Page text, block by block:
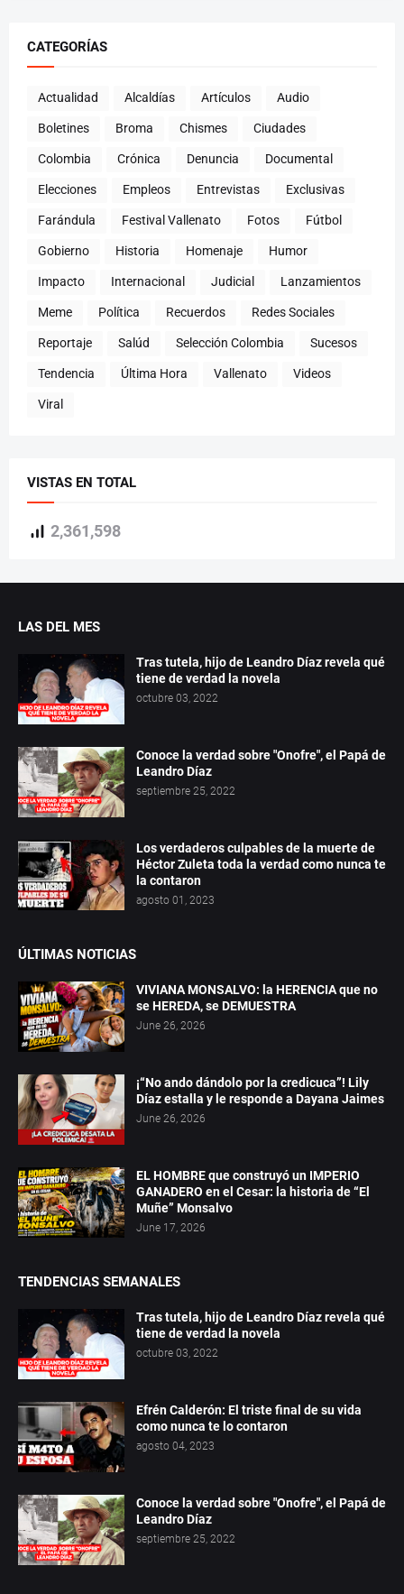
CATEGORÍAS
Actualidad Alcaldías Artículos Audio
Boletines Broma Chismes Ciudades
Colombia Crónica Denuncia Documental
Elecciones Empleos Entrevistas Exclusivas
Farándula Festival Vallenato Fotos Fútbol
Gobierno Historia Homenaje Humor
Impacto Internacional Judicial Lanzamientos
Meme Política Recuerdos Redes Sociales
Reportaje Salúd Selección Colombia Sucesos
Tendencia Última Hora Vallenato Videos
Viral
VISTAS EN TOTAL
2,361,598
LAS DEL MES
Tras tutela, hijo de Leandro Díaz revela qué
tiene de verdad la novela
octubre 03, 2022
Conoce la verdad sobre "Onofre", el Papá de
Leandro Díaz
septiembre 25, 2022
Los verdaderos culpables de la muerte de
Héctor Zuleta toda la verdad como nunca te
la contaron
agosto 01, 2023
ÚLTIMAS NOTICIAS
VIVIANA MONSALVO: la HERENCIA que no
se HEREDA, se DEMUESTRA
June 26, 2026
¡“No ando dándolo por la credicuca”! Lily
Díaz estalla y le responde a Dayana Jaimes
June 26, 2026
EL HOMBRE que construyó un IMPERIO
GANADERO en el Cesar: la historia de “El
Muñe” Monsalvo
June 17, 2026
TENDENCIAS SEMANALES
Tras tutela, hijo de Leandro Díaz revela qué
tiene de verdad la novela
octubre 03, 2022
Efrén Calderón: El triste final de su vida
como nunca te lo contaron
agosto 04, 2023
Conoce la verdad sobre "Onofre", el Papá de
Leandro Díaz
septiembre 25, 2022